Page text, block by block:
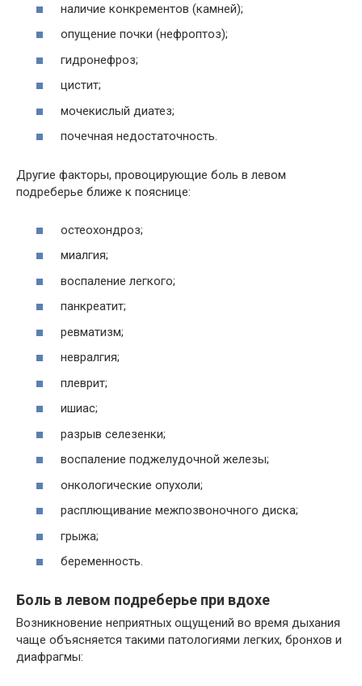
наличие конкрементов (камней);
опущение почки (нефроптоз);
гидронефроз;
цистит;
мочекислый диатез;
почечная недостаточность.
Другие факторы, провоцирующие боль в левом
подреберье ближе к пояснице:
остеохондроз;
миалгия;
воспаление легкого;
панкреатит;
ревматизм;
невралгия;
плеврит;
ишиас;
разрыв селезенки;
воспаление поджелудочной железы;
онкологические опухоли;
расплющивание межпозвоночного диска;
грыжа;
беременность.
Боль в левом подреберье при вдохе
Возникновение неприятных ощущений во время дыхания
чаще объясняется такими патологиями легких, бронхов и
диафрагмы: